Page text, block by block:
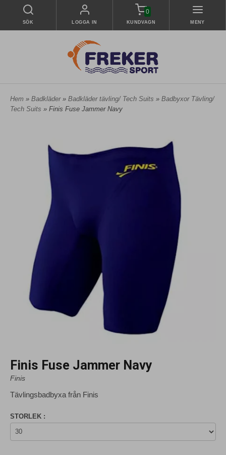
SÖK LOGGA IN
0
KUNDVAGN MENY
Hem » Badkläder » Badkläder tävling/ Tech Suits » Badbyxor Tävling/
Tech Suits » Finis Fuse Jammer Navy
Finis Fuse Jammer Navy
Finis
Tävlingsbadbyxa från Finis
STORLEK :